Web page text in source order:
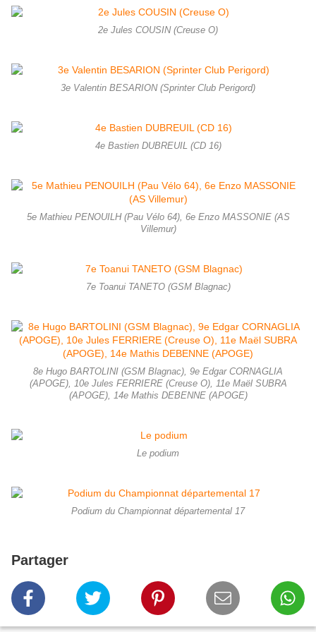
2e Jules COUSIN (Creuse O)
3e Valentin BESARION (Sprinter Club Perigord)
4e Bastien DUBREUIL (CD 16)
5e Mathieu PENOUILH (Pau Vélo 64), 6e Enzo MASSONIE (AS
Villemur)
7e Toanui TANETO (GSM Blagnac)
8e Hugo BARTOLINI (GSM Blagnac), 9e Edgar CORNAGLIA
(APOGE), 10e Jules FERRIERE (Creuse O), 11e Maël SUBRA
(APOGE), 14e Mathis DEBENNE (APOGE)
Le podium
Podium du Championnat départemental 17
Partager